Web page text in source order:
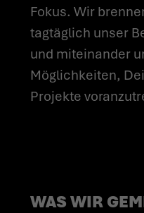
Fokus. Wir
tagtäglich unser
und miteinander
Möglichkeiten,
Projekte
WAS WIR